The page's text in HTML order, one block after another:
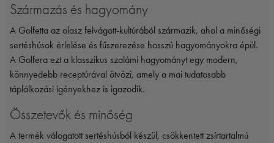
Származás és hagyomány
A Golfetta az olasz felvágott-kultúrából származik, ahol a minőségi
sertéshúsok érlelése és fűszerezése hosszú hagyományokra épül.
A Golfera ezt a klasszikus szalámi hagyományt egy modern,
könnyedebb receptúrával ötvözi, amely a mai tudatosabb
táplálkozási igényekhez is igazodik.
Összetevők és minőség
A termék válogatott sertéshúsból készül, csökkentett zsírtartalmú